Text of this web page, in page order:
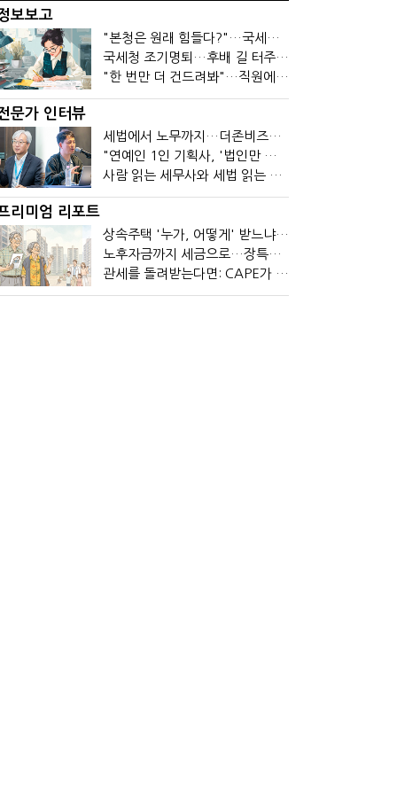
보보고
"본청은 원래 힘들다?"…국세청 직원들이 떠나는 이유
국세청 조기명퇴…후배 길 터주기? 선배 밀어내기?
"한 번만 더 건드려봐"…직원에 폭발한 관세청장, 왜?
문가 인터뷰
세법에서 노무까지…더존비즈온 AI 목표는 '전문가의 시간'
"연예인 1인 기획사, '법인만 세우면 절세' 시대 끝났다"
사람 읽는 세무사와 세법 읽는 회계사가 만나면?
리미엄 리포트
상속주택 '누가, 어떻게' 받느냐에 따라 세금이 달라진다
노후자금까지 세금으로…장특공제 폐지가 부를 조세의 역설
관세를 돌려받는다면: CAPE가 바꾼 기업의 현금흐름